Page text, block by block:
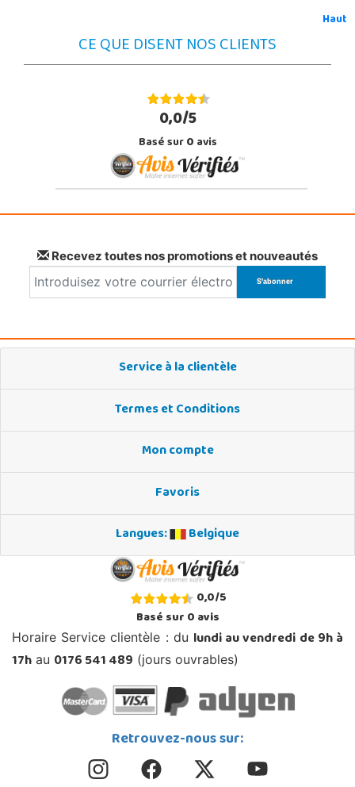
Haut
CE QUE DISENT NOS CLIENTS
0,0/5
Basé sur0avis
Recevez toutes nos promotions et nouveautés
Service à la clientèle
Termes et Conditions
Mon compte
Favoris
Langues:
Belgique
0,0/5
Basé sur0avis
Horaire Service clientèle : du lundi au vendredi de 9h à
17h au 0176 541 489 (jours ouvrables)
Retrouvez-nous sur: